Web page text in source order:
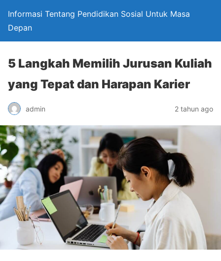
Informasi Tentang Pendidikan Sosial Untuk Masa
Depan
5 Langkah Memilih Jurusan Kuliah
yang Tepat dan Harapan Karier
admin 2 tahun ago